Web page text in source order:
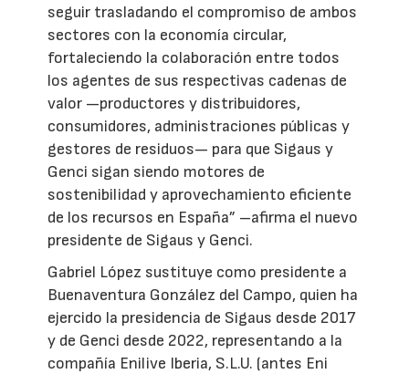
seguir trasladando el compromiso de ambos
sectores con la economía circular,
fortaleciendo la colaboración entre todos
los agentes de sus respectivas cadenas de
valor —productores y distribuidores,
consumidores, administraciones públicas y
gestores de residuos— para que Sigaus y
Genci sigan siendo motores de
sostenibilidad y aprovechamiento eficiente
de los recursos en España” –afirma el nuevo
presidente de Sigaus y Genci.
Gabriel López sustituye como presidente a
Buenaventura González del Campo, quien ha
ejercido la presidencia de Sigaus desde 2017
y de Genci desde 2022, representando a la
compañía Enilive Iberia, S.L.U. (antes Eni